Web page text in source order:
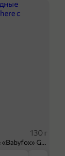
130 г
Конфеты шоколадные «Babyfox» Galaxy sphere с фундуком, 130 г